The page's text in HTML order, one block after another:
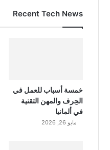
Recent Tech News
خمسة أسباب للعمل في
الحِرف والمهن التقنية
في ألمانيا
مايو 26, 2026